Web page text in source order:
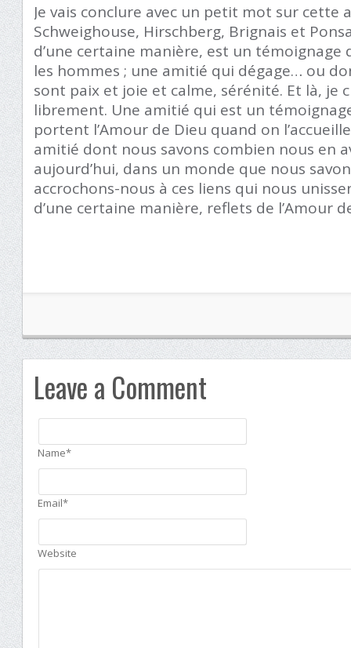
Je vais conclure avec un petit mot sur
Schweighouse, Hirschberg, Brignais et
d’une certaine manière, est un témoignage
les hommes ; une amitié qui dégage… ou
sont paix et joie et calme, sérénité. Et là, je
librement. Une amitié qui est un
portent l’Amour de Dieu quand on
amitié dont nous savons combien nous en
aujourd’hui, dans un monde que nous
accrochons-nous à ces liens qui nous
d’une certaine manière, reflets de l’Amour
Leave a Comment
Name*
Email*
Website